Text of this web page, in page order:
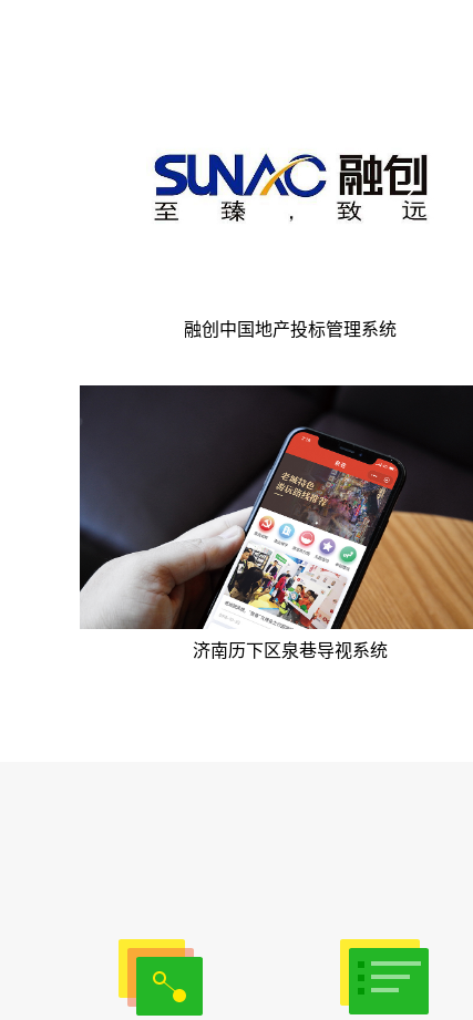
融创中国地产投标管理系统
济南历下区泉巷导视系统